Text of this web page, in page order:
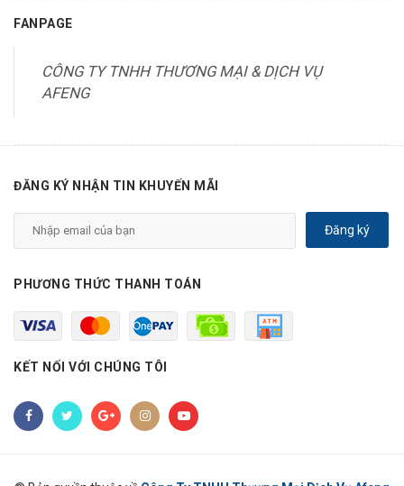
FANPAGE
CÔNG TY TNHH THƯƠNG MẠI & DỊCH VỤ
AFENG
ĐĂNG KÝ NHẬN TIN KHUYẾN MÃI
Đăng ký
PHƯƠNG THỨC THANH TOÁN
KẾT NỐI VỚI CHÚNG TÔI